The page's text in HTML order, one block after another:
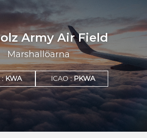
Army Air Field
Marshallöarna
:KWA ICAO :PKWA